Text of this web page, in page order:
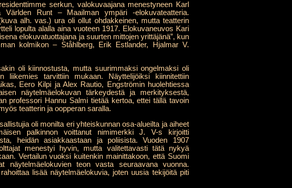
serkun, valokuvaajana menestyneen Karl
Runt – Maailman ympäri -elokuvateatteria.
alh. vas.) ura oli ollut ohdakkeinen, mutta teatterin
lopulta alalla aina vuoteen 1917. Elokuvaneuvos Kari
elokuvatuottajana ja suurten mittojen yrittäjänä”, kun
kolmikon – Ståhlberg, Erik Estlander, Hjalmar V.
oli kiinnostusta, mutta suurimmaksi ongelmaksi oli
liikemies tarvittiin mukaan. Näyttelijöiksi kiinnitettiin
Eero Kilpi ja Alex Rautio, Engströmin huolehtiessa
näytelmäelokuvan tärkeydestä ja merkityksestä,
professori Hannu Salmi tietää kertoa, ettei tällä tavoin
teatterin ja oopperan saralla.
oli monilta eri yhteiskunnan osa-alueilta ja aiheet
palkinnon voittanut nimimerkki J. V-s kirjoitti
heidän asiakkaastaan ja poliisista. Vuoden 1907
menestyi hyvin, mutta valitettavasti tätä nykyä
Vertailun vuoksi kuitenkin mainittakoon, että Suomi
näytelmäelokuvien teon vasta seuraavana vuonna.
lisää näytelmäelokuvia, joten uusia tekijöitä piti